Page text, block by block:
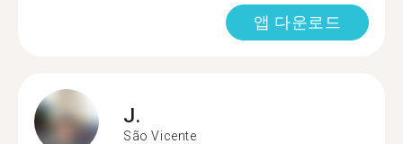
앱 다운로드
J.
São Vicente